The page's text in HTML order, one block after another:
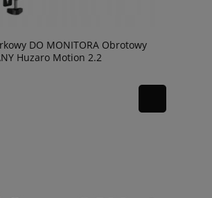
DO MONITORA Obrotowy
Huzaro Motion 2.2